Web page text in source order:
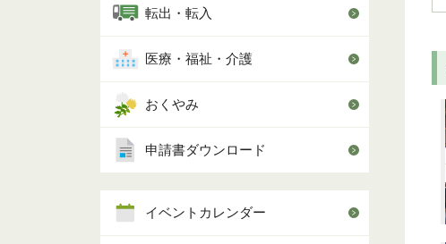
転出・転入
医療・福祉・介護
おくやみ
申請書ダウンロード
イベントカレンダー